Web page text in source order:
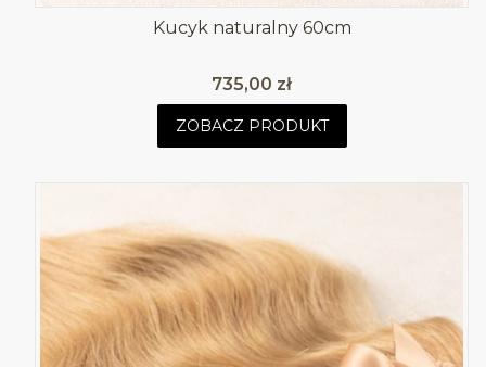
Kucyk naturalny 60cm
Cena
735,00 zł
ZOBACZ PRODUKT